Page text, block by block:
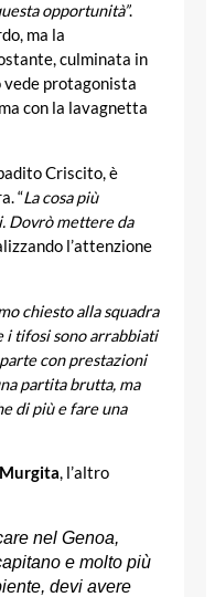
opportunità”.
ma la
culminata in
vede protagonista
con la lavagnetta
Criscito, è
“La cosa più
Dovrò mettere da
l’attenzione
chiesto alla squadra
i tifosi sono arrabbiati
con prestazioni
partita brutta, ma
di più e fare una
Murgita, l’altro
nel Genoa,
e molto più
devi avere